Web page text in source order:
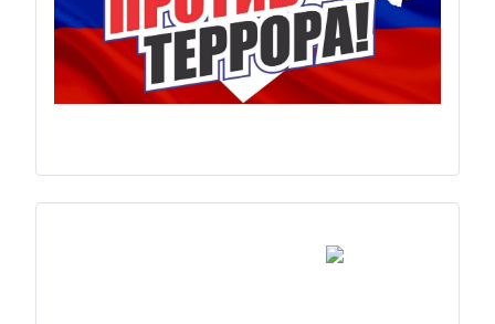
Previous Next